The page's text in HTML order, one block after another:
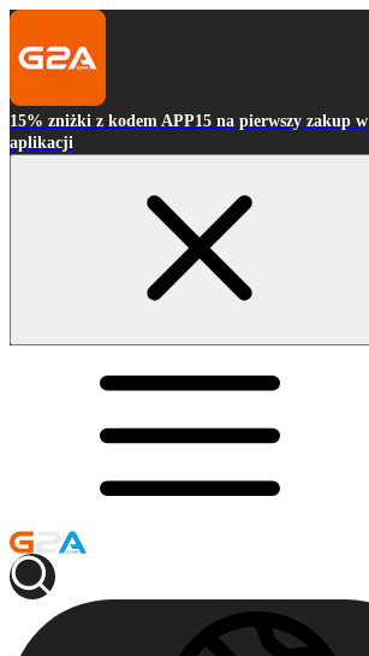
15% zniżki z kodem APP15 na pierwszy zakup w
aplikacji